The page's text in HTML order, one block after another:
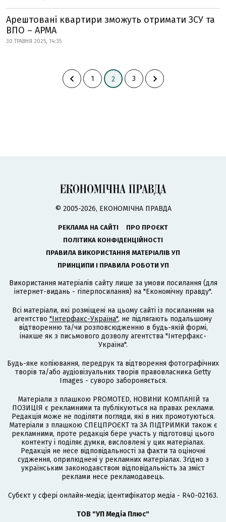
Арештовані квартири зможуть отримати ЗСУ та
ВПО – АРМА
30 ТРАВНЯ 2025, 14:35
1 2 3
© 2005-2026, ЕКОНОМІЧНА ПРАВДА
РЕКЛАМА НА САЙТІ
ПРО ПРОЄКТ
ПОЛІТИКА КОНФІДЕНЦІЙНОСТІ
ПРАВИЛА ВИКОРИСТАННЯ МАТЕРІАЛІВ УП
ПРИНЦИПИ І ПРАВИЛА РОБОТИ УП
Використання матеріалів сайту лише за умови посилання (для
інтернет-видань - гіперпосилання) на "Економічну правду".
Всі матеріали, які розміщені на цьому сайті із посиланням на
агентство "Інтерфакс-Україна", не підлягають подальшому
відтворенню та/чи розповсюдженню в будь-якій формі,
інакше як з письмового дозволу агентства "Інтерфакс-
Україна".
Будь-яке копіювання, передрук та відтворення фотографічних
творів та/або аудіовізуальних творів правовласника Getty
Images - суворо забороняється.
Матеріали з плашкою PROMOTED, НОВИНИ КОМПАНІЙ та
ПОЗИЦІЯ є рекламними та публікуються на правах реклами.
Редакція може не поділяти погляди, які в них промотуються.
Матеріали з плашкою СПЕЦПРОЄКТ та ЗА ПІДТРИМКИ також є
рекламними, проте редакція бере участь у підготовці цього
контенту і поділяє думки, висловлені у цих матеріалах.
Редакція не несе відповідальності за факти та оціночні
судження, оприлюднені у рекламних матеріалах. Згідно з
українським законодавством відповідальність за зміст
реклами несе рекламодавець.
Cубєкт у сфері онлайн-медіа; ідентифікатор медіа - R40-02163.
ТОВ "УП Медіа Плюс"